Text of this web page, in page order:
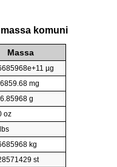
komuni
Massa
µg
mg
g
oz
kg
st